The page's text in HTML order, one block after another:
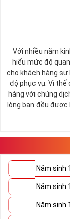
Với nhiều năm
hiểu mức độ
cho khách hàng sự
độ phục vụ. Vì thế
hàng với chúng
lòng bạn đều được
Năm sinh
Năm sinh
Năm sinh